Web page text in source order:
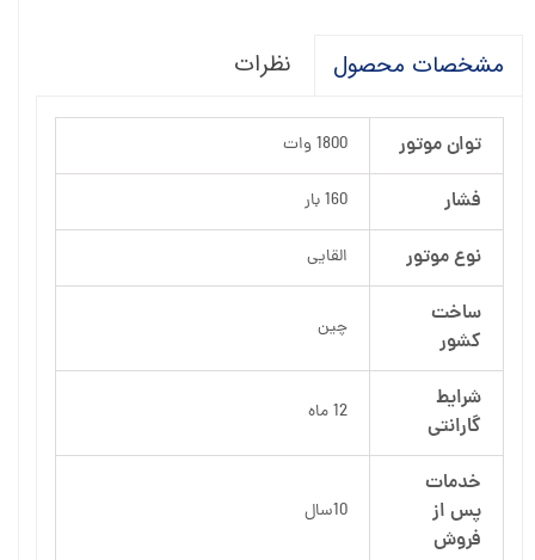
مشخصات محصول نظرات
توان موتور 1800 وات
فشار 160 بار
نوع موتور القایی
ساخت
کشور
چین
شرایط
گارانتی
12 ماه
خدمات
پس از
فروش
10سال